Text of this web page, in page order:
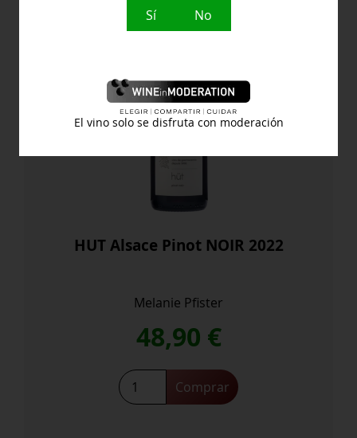
HUT Alsace Pinot NOIR 2022
Melanie Pfister
48,90 €
HUT
Alsace
Comprar
Sí No
El vino solo se disfruta con moderación